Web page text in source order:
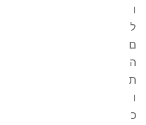
ו
ל
ם
ה
ת
ו
כ